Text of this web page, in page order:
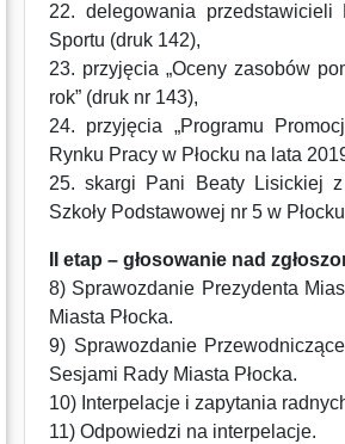
22. delegowania
Sportu (druk 142),
23. przyjęcia „Oceny zasobów
rok” (druk nr 143),
24. przyjęcia „Programu
Rynku Pracy w Płocku na lata
25. skargi Pani Beaty Lisickiej
Szkoły Podstawowej nr 5 w
II etap – głosowanie nad
8) Sprawozdanie Prezydenta
Miasta Płocka.
9) Sprawozdanie
Sesjami Rady Miasta Płocka.
10) Interpelacje i zapytania
11) Odpowiedzi na interpelacje.